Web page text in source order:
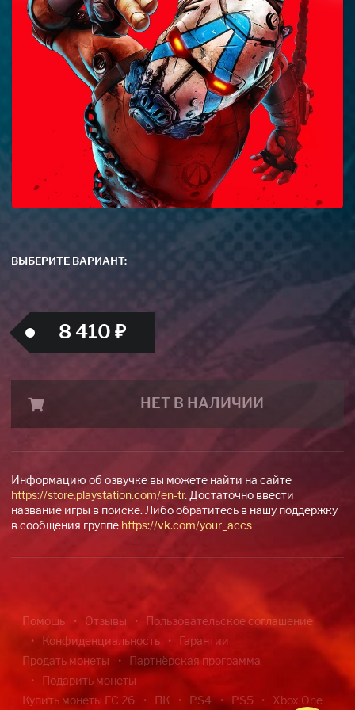
ВЫБЕРИТЕ ВАРИАНТ:
8 410 ₽
НЕТ В НАЛИЧИИ
Информацию об озвучке вы можете найти на сайте
https://store.playstation.com/en-tr. Достаточно ввести
название игры в поиске. Либо обратитесь в нашу поддержку
в сообщения группе https://vk.com/your_accs
Помощь Отзывы
Пользовательское соглашение
Конфиденциальность
Гарантии
Продать монеты
Партнёрская программа
Подарить монеты
Купить монеты FC 26
ПК PS4 PS5 Xbox One